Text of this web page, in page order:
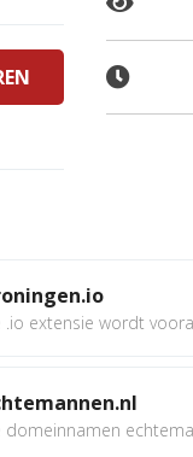
.io extensie wordt
domeinnamen